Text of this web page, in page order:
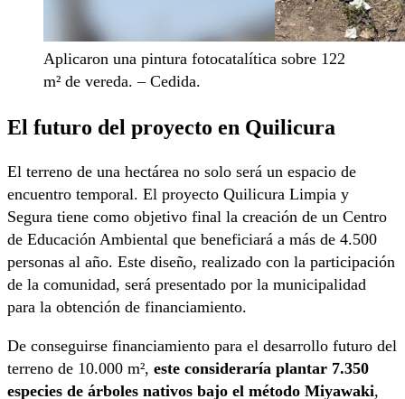
Aplicaron una pintura fotocatalítica sobre 122
m² de vereda. – Cedida.
El futuro del proyecto en Quilicura
El terreno de una hectárea no solo será un espacio de
encuentro temporal. El proyecto Quilicura Limpia y
Segura tiene como objetivo final la creación de un Centro
de Educación Ambiental que beneficiará a más de 4.500
personas al año. Este diseño, realizado con la participación
de la comunidad, será presentado por la municipalidad
para la obtención de financiamiento.
De conseguirse financiamiento para el desarrollo futuro del
terreno de 10.000 m², este consideraría plantar 7.350
especies de árboles nativos bajo el método Miyawaki,